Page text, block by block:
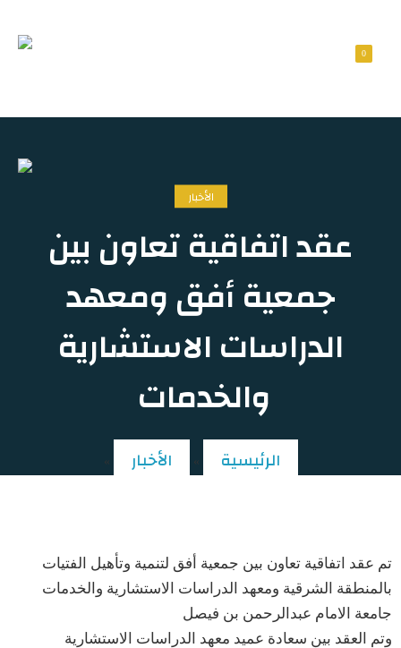
0
الأخبار
عقد اتفاقية تعاون بين
⁧‫جمعية أفق‬⁩ ومعهد
الدراسات الاستشارية
والخدمات ⁧‫
الرئيسية » الأخبار »
تم عقد اتفاقية تعاون بين ⁧‫جمعية أفق‬⁩ لتنمية وتأهيل الفتيات
بالمنطقة الشرقية ومعهد الدراسات الاستشارية والخدمات
⁧‫جامعة الامام عبدالرحمن بن فيصل‬⁩
‏وتم العقد بين سعادة عميد معهد الدراسات الاستشارية